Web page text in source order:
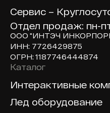
Сервис –
Отдел продаж: пн-
ООО "ИНТЭЧ
ИНН: 7726429875
ОГРН: 1187746444874
Доп навигация по сайту
Каталог
Интерактивные
Лед оборудование